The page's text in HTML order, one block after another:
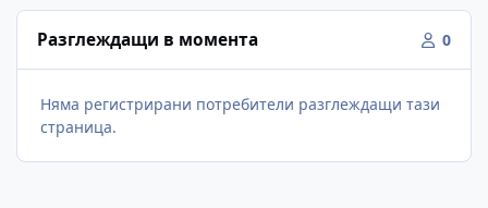
Разглеждащи в момента 0
Няма регистрирани потребители разглеждащи тази
страница.